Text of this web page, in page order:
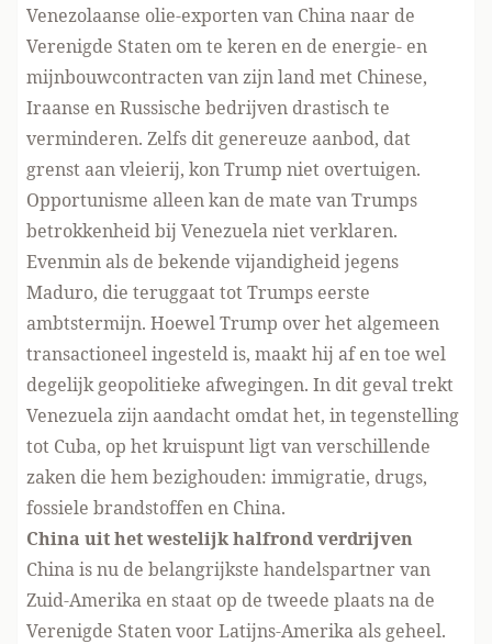
Venezolaanse olie-exporten van China naar de
Verenigde Staten om te keren en de energie- en
mijnbouwcontracten van zijn land met Chinese,
Iraanse en Russische bedrijven drastisch te
verminderen. Zelfs dit genereuze aanbod, dat
grenst aan vleierij, kon Trump niet overtuigen.
Opportunisme alleen kan de mate van Trumps
betrokkenheid bij Venezuela niet verklaren.
Evenmin als de bekende vijandigheid jegens
Maduro, die teruggaat tot Trumps eerste
ambtstermijn. Hoewel Trump over het algemeen
transactioneel ingesteld is, maakt hij af en toe wel
degelijk geopolitieke afwegingen. In dit geval trekt
Venezuela zijn aandacht omdat het, in tegenstelling
tot Cuba, op het kruispunt ligt van verschillende
zaken die hem bezighouden: immigratie, drugs,
fossiele brandstoffen en China.
China uit het westelijk halfrond verdrijven
China is nu de belangrijkste handelspartner van
Zuid-Amerika en staat op de tweede plaats na de
Verenigde Staten voor Latijns-Amerika als geheel.